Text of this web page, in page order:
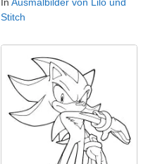
Stitch